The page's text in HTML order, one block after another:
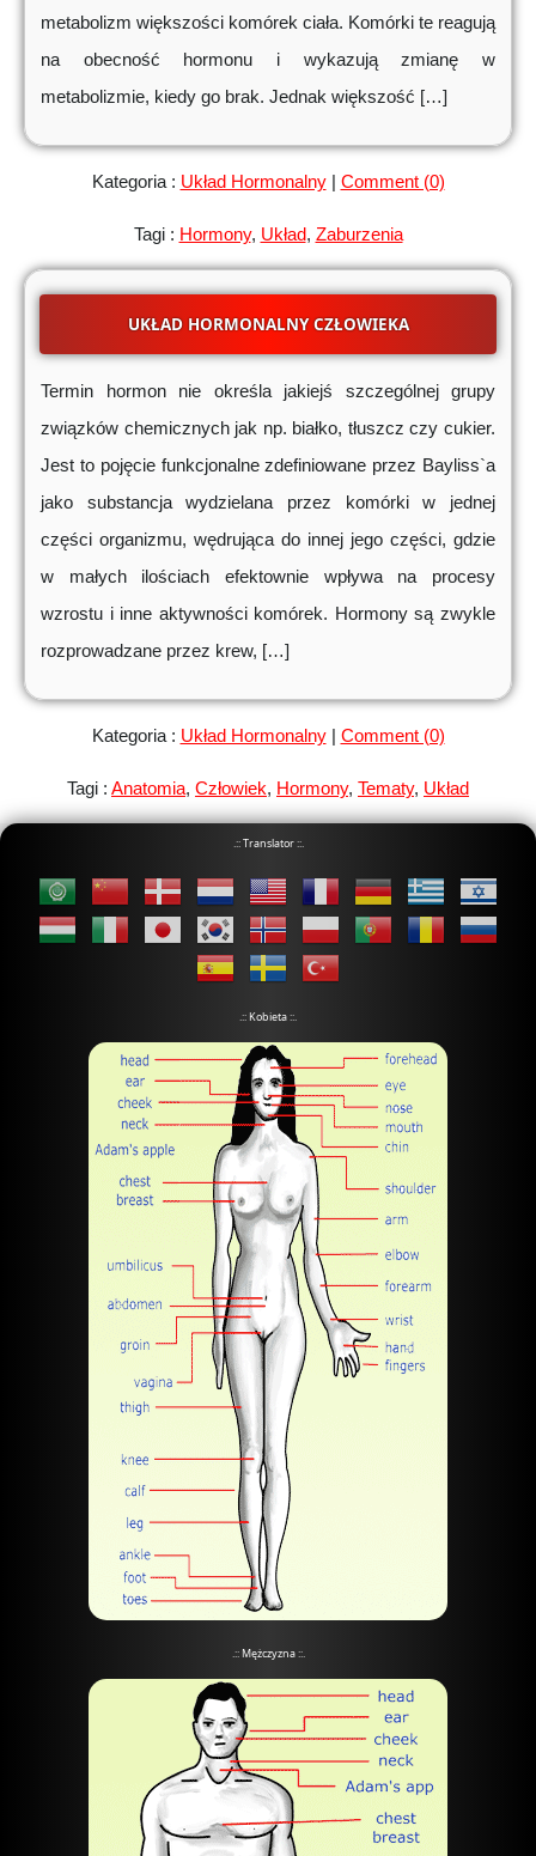
metabolizm większości komórek ciała. Komórki te reagują
na obecność hormonu i wykazują zmianę w
metabolizmie, kiedy go brak. Jednak większość […]
Kategoria : Układ Hormonalny| Comment (0)
Tagi : Hormony, Układ, Zaburzenia
UKŁAD HORMONALNY CZŁOWIEKA
Termin hormon nie określa jakiejś szczególnej grupy
związków chemicznych jak np. białko, tłuszcz czy cukier.
Jest to pojęcie funkcjonalne zdefiniowane przez Bayliss`a
jako substancja wydzielana przez komórki w jednej
części organizmu, wędrująca do innej jego części, gdzie
w małych ilościach efektownie wpływa na procesy
wzrostu i inne aktywności komórek. Hormony są zwykle
rozprowadzane przez krew, […]
Kategoria : Układ Hormonalny| Comment (0)
Tagi : Anatomia, Człowiek, Hormony, Tematy, Układ
.:: Translator ::.
.:: Kobieta ::.
.:: Mężczyzna ::.